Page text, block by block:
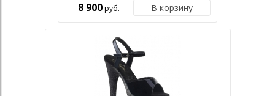
8 900руб. В корзину